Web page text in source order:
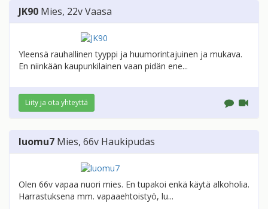
JK90 Mies, 22vVaasa
Yleensä rauhallinen tyyppi ja huumorintajuinen ja mukava.
En niinkään kaupunkilainen vaan pidän ene...
Liity ja ota yhteyttä
luomu7 Mies, 66v Haukipudas
Olen 66v vapaa nuori mies. En tupakoi enkä käytä alkoholia.
Harrastuksena mm. vapaaehtoistyö, lu...